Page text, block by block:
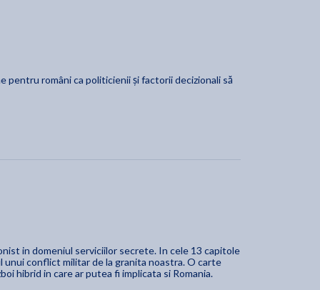
pentru români ca politicienii și factorii decizionali să
in domeniul serviciilor secrete. In cele 13 capitole
conflict militar de la granita noastra. O carte
hibrid in care ar putea fi implicata si Romania.